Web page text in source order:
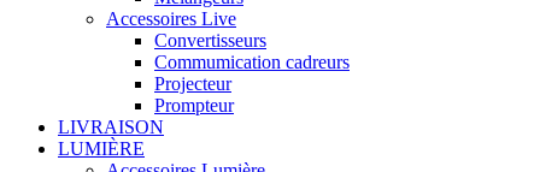
Accessoires Live
Convertisseurs
Commumication cadreurs
Projecteur
Prompteur
LIVRAISON
LUMIÈRE